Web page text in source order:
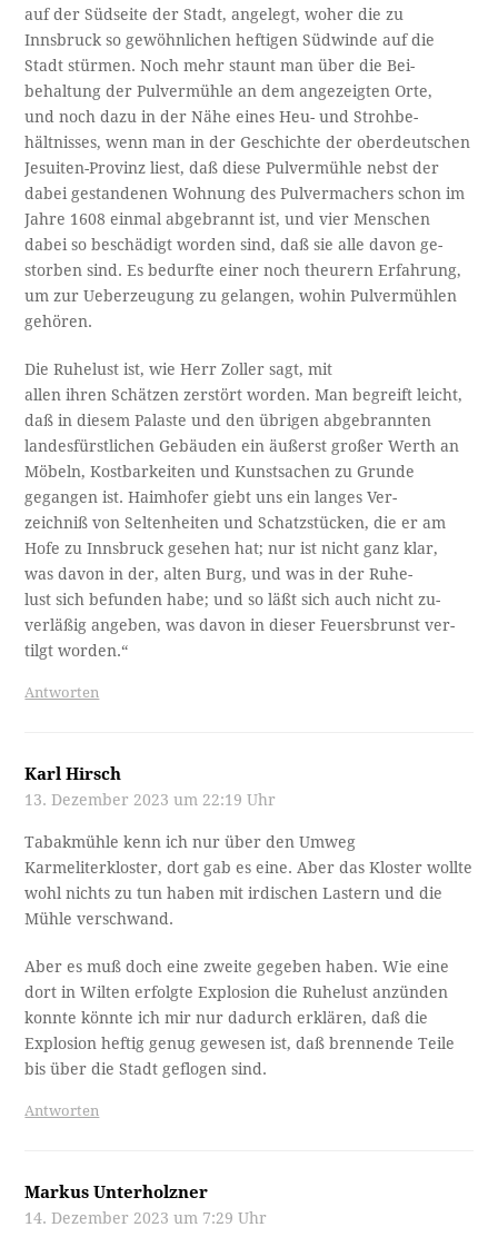
auf der Südseite der Stadt, angelegt, woher die zu
Innsbruck so gewöhnlichen heftigen Südwinde auf die
Stadt stürmen. Noch mehr staunt man über die Bei-
behaltung der Pulvermühle an dem angezeigten Orte,
und noch dazu in der Nähe eines Heu- und Strohbe-
hältnisses, wenn man in der Geschichte der oberdeutschen
Jesuiten-Provinz liest, daß diese Pulvermühle nebst der
dabei gestandenen Wohnung des Pulvermachers schon im
Jahre 1608 einmal abgebrannt ist, und vier Menschen
dabei so beschädigt worden sind, daß sie alle davon ge-
storben sind. Es bedurfte einer noch theurern Erfahrung,
um zur Ueberzeugung zu gelangen, wohin Pulvermühlen
gehören.
Die Ruhelust ist, wie Herr Zoller sagt, mit
allen ihren Schätzen zerstört worden. Man begreift leicht,
daß in diesem Palaste und den übrigen abgebrannten
landesfürstlichen Gebäuden ein äußerst großer Werth an
Möbeln, Kostbarkeiten und Kunstsachen zu Grunde
gegangen ist. Haimhofer giebt uns ein langes Ver-
zeichniß von Seltenheiten und Schatzstücken, die er am
Hofe zu Innsbruck gesehen hat; nur ist nicht ganz klar,
was davon in der, alten Burg, und was in der Ruhe-
lust sich befunden habe; und so läßt sich auch nicht zu-
verläßig angeben, was davon in dieser Feuersbrunst ver-
tilgt worden.“
Antworten
Karl Hirsch
13. Dezember 2023 um 22:19 Uhr
Tabakmühle kenn ich nur über den Umweg
Karmeliterkloster, dort gab es eine. Aber das Kloster wollte
wohl nichts zu tun haben mit irdischen Lastern und die
Mühle verschwand.
Aber es muß doch eine zweite gegeben haben. Wie eine
dort in Wilten erfolgte Explosion die Ruhelust anzünden
konnte könnte ich mir nur dadurch erklären, daß die
Explosion heftig genug gewesen ist, daß brennende Teile
bis über die Stadt geflogen sind.
Antworten
Markus Unterholzner
14. Dezember 2023 um 7:29 Uhr